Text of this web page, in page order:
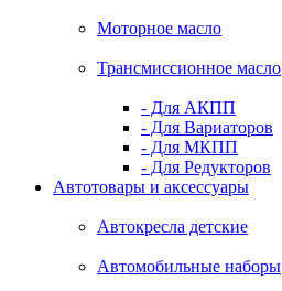
Моторное масло
Трансмиссионное масло
- Для АКПП
- Для Вариаторов
- Для МКПП
- Для Редукторов
Автотовары и аксессуары
Автокресла детские
Автомобильные наборы